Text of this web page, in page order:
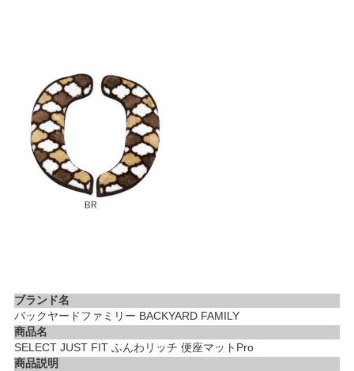
ブランド名
バックヤードファミリー BACKYARD FAMILY
商品名
SELECT JUST FIT ふんわリッチ 便座マットPro
商品説明